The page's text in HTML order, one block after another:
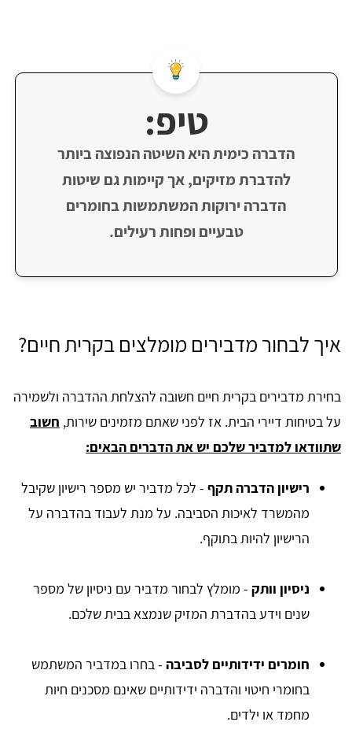
טיפ:
הדברה כימית היא השיטה הנפוצה ביותר
להדברת מזיקים, אך קיימות גם שיטות
הדברה ירוקות המשתמשות בחומרים
טבעיים ופחות רעילים.
איך לבחור מדבירים מומלצים בקרית חיים?
בחירת מדבירים בקרית חיים חשובה להצלחת ההדברה ולשמירה
על בטיחות דיירי הבית. אז לפני שאתם מזמינים שירות, חשוב
שתוודאו למדביר שלכם יש את הדברים הבאים:
רישיון הדברה תקף - לכל מדביר יש מספר רישיון שקיבל
מהמשרד לאיכות הסביבה. על מנת לעבוד בהדברה על
הרישיון להיות בתוקף.
ניסיון וותק - מומלץ לבחור מדביר עם ניסיון של מספר
שנים וידע בהדברת המזיק שנמצא בבית שלכם.
חומרים ידידותיים לסביבה - בחרו במדביר המשתמש
בחומרי חיטוי והדברה ידידותיים שאינם מסכנים חיות
מחמד או ילדים.